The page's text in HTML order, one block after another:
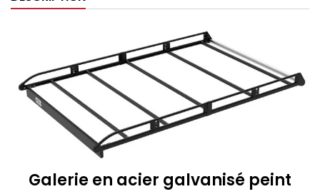
Galerie en acier galvanisé peint